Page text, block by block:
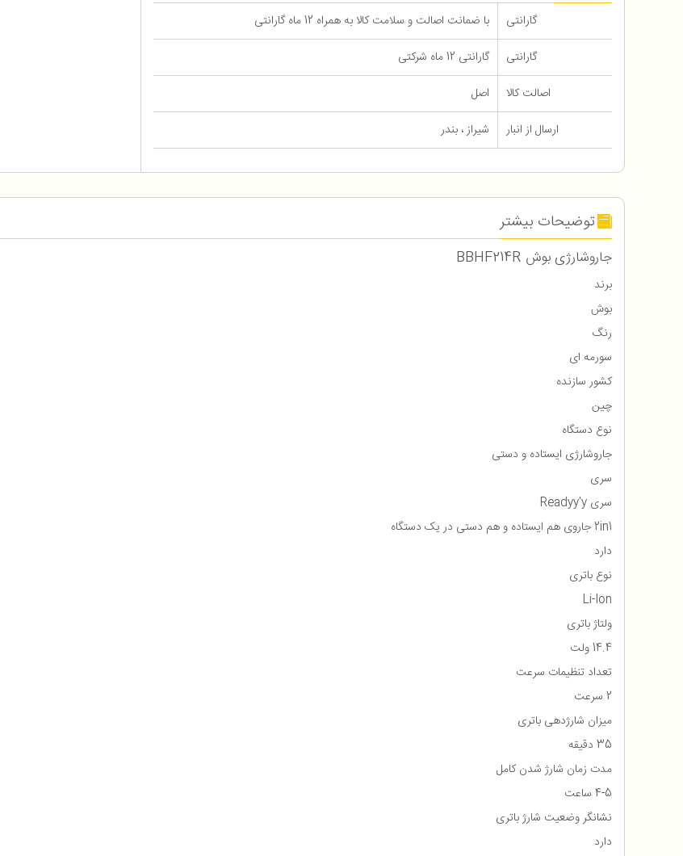
گارانتی
با ضمانت اصالت و سلامت کالا به همراه 12 ماه گارانتی
گارانتی
گارانتی 12 ماه شرکتی
اصالت کالا
اصل
ارسال از انبار
شیراز ، بندر
توضیحات بیشتر
جاروشارژی بوش BBHF214R
برند
بوش
رنگ
سورمه ای
کشور سازنده
چین
نوع دستگاه
جاروشارژی ایستاده و دستی
سری
سری Readyy'y
2in1 جاروی هم ایستاده و هم دستی در یک دستگاه
دارد
نوع باتری
Li-Ion
ولتاژ باتری
14.4 ولت
تعداد تنظیمات سرعت
2 سرعت
میزان شارژدهی باتری
35 دقیقه
مدت زمان شارژ شدن کامل
4-5 ساعت
نشانگر وضعیت شارژ باتری
دارد